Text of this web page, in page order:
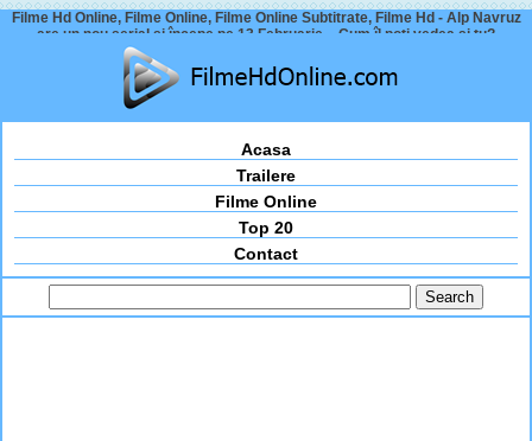
Filme Hd Online, Filme Online, Filme Online Subtitrate, Filme Hd - Alp Navruz
are un nou serial și începe pe 13 Februarie – Cum îl poți vedea și tu?
Acasa
Trailere
Filme Online
Top 20
Contact